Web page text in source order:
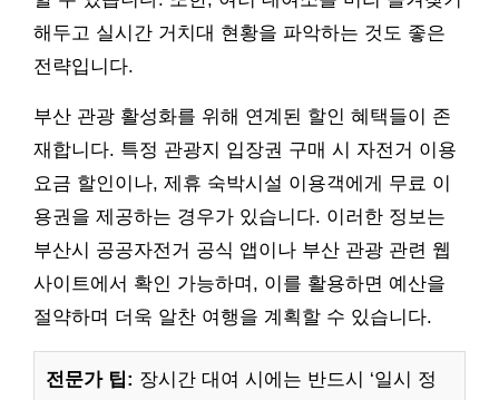
해두고 실시간 거치대 현황을 파악하는 것도 좋은
전략입니다.
부산 관광 활성화를 위해 연계된 할인 혜택들이 존
재합니다. 특정 관광지 입장권 구매 시 자전거 이용
요금 할인이나, 제휴 숙박시설 이용객에게 무료 이
용권을 제공하는 경우가 있습니다. 이러한 정보는
부산시 공공자전거 공식 앱이나 부산 관광 관련 웹
사이트에서 확인 가능하며, 이를 활용하면 예산을
절약하며 더욱 알찬 여행을 계획할 수 있습니다.
전문가 팁: 장시간 대여 시에는 반드시 ‘일시 정